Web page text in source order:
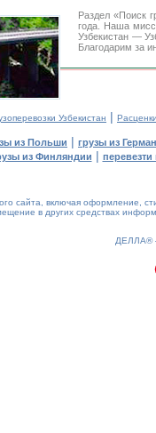
Раздел «Поиск
года. Наша
Узбекистан —
Благодарим за
Узбекистан |
из Польши | грузы из
из Финляндии | перевезти
сайта, включая оформление,
в других средствах